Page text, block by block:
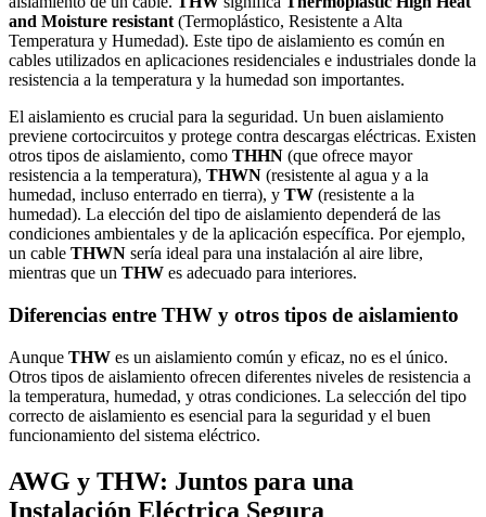
and Moisture resistant (Termoplástico, Resistente a Alta
Temperatura y Humedad). Este tipo de aislamiento es común en
cables utilizados en aplicaciones residenciales e industriales donde la
resistencia a la temperatura y la humedad son importantes.
El aislamiento es crucial para la seguridad. Un buen aislamiento
previene cortocircuitos y protege contra descargas eléctricas. Existen
otros tipos de aislamiento, como THHN (que ofrece mayor
resistencia a la temperatura), THWN (resistente al agua y a la
humedad, incluso enterrado en tierra), y TW (resistente a la
humedad). La elección del tipo de aislamiento dependerá de las
condiciones ambientales y de la aplicación específica. Por ejemplo,
un cable THWN sería ideal para una instalación al aire libre,
mientras que un THW es adecuado para interiores.
Diferencias entre THW y otros tipos de aislamiento
Aunque THW es un aislamiento común y eficaz, no es el único.
Otros tipos de aislamiento ofrecen diferentes niveles de resistencia a
la temperatura, humedad, y otras condiciones. La selección del tipo
correcto de aislamiento es esencial para la seguridad y el buen
funcionamiento del sistema eléctrico.
AWG y THW: Juntos para una
Instalación Eléctrica Segura